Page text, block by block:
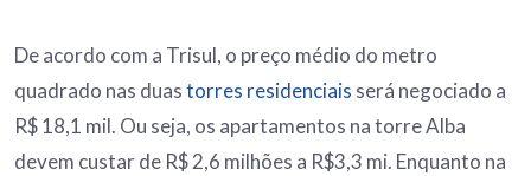
De acordo com a Trisul, o preço médio do metro
quadrado nas duastorres residenciais será negociado a
R$ 18,1 mil. Ou seja, os apartamentos na torre Alba
devem custar de R$ 2,6 milhões a R$3,3 mi. Enquanto na